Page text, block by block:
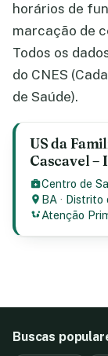
horários de
marcação de
Todos os
do CNES
de Saúde).
US da
Cascavel –
Centro de
BA · Distrito
Atenção
Buscas